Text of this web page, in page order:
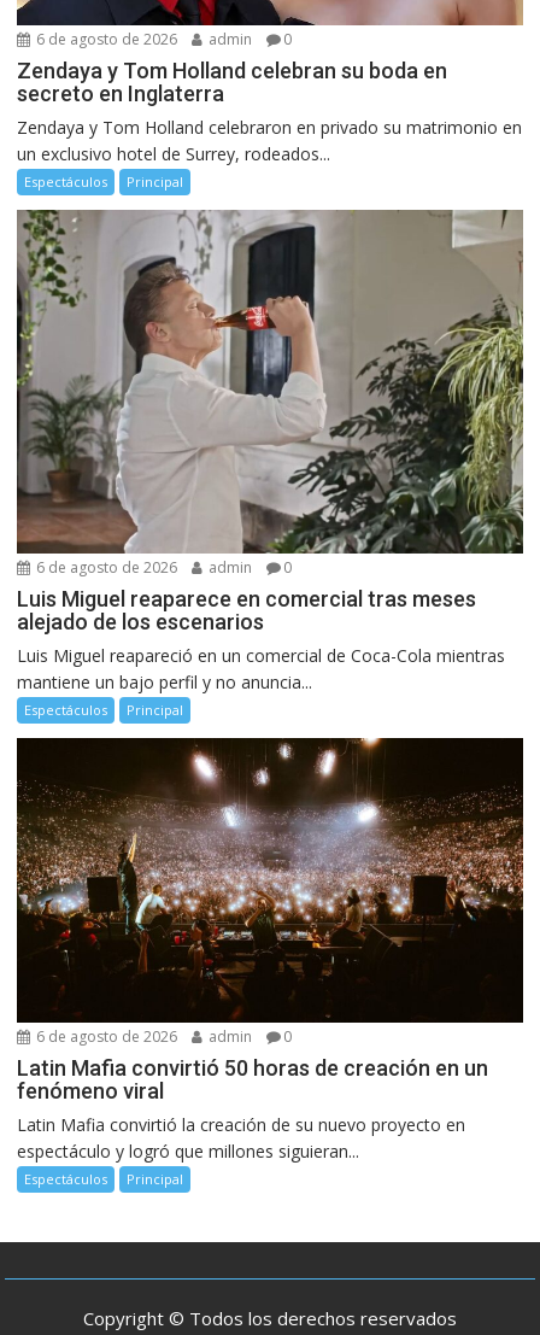
6 de agosto de 2026 admin 0
Zendaya y Tom Holland celebran su boda en
secreto en Inglaterra
Zendaya y Tom Holland celebraron en privado su matrimonio en
un exclusivo hotel de Surrey, rodeados...
Espectáculos Principal
6 de agosto de 2026 admin 0
Luis Miguel reaparece en comercial tras meses
alejado de los escenarios
Luis Miguel reapareció en un comercial de Coca-Cola mientras
mantiene un bajo perfil y no anuncia...
Espectáculos Principal
6 de agosto de 2026 admin 0
Latin Mafia convirtió 50 horas de creación en un
fenómeno viral
Latin Mafia convirtió la creación de su nuevo proyecto en
espectáculo y logró que millones siguieran...
Espectáculos Principal
Copyright © Todos los derechos reservados